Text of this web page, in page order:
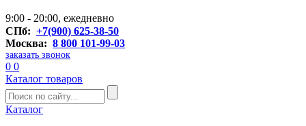
9:00 - 20:00, ежедневно
СПб: +7(900) 625-38-50
Москва: 8 800 101-99-03
заказать звонок
0 0
Каталог товаров
Каталог